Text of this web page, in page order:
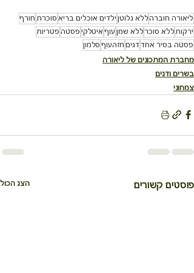
ליאורה חוברהללא גלוטן ילדים אוכלים בריא סוכרת חורף
ירקות ללא סוכרללא שמן עוף איטלקי פסטה פטריות
פסטה בסיר אחדדגים חזהעוף סלמון
מחברת המתכונים של ליאורה
בשרים ודגים
צמחוני
פוסטים קשורים הצג הכול